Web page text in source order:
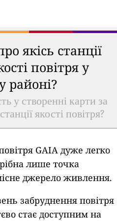
якісь станції
повітря у
районі?
у створенні карти за
якості повітря?
GAIA дуже легко
лише точка
джерело живлення.
забруднення повітря
стає доступним на